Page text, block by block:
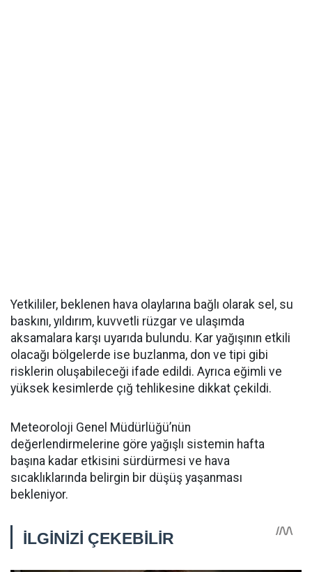
Yetkililer, beklenen hava olaylarına bağlı olarak sel, su
baskını, yıldırım, kuvvetli rüzgar ve ulaşımda
aksamalara karşı uyarıda bulundu. Kar yağışının etkili
olacağı bölgelerde ise buzlanma, don ve tipi gibi
risklerin oluşabileceği ifade edildi. Ayrıca eğimli ve
yüksek kesimlerde çığ tehlikesine dikkat çekildi.
Meteoroloji Genel Müdürlüğü’nün
değerlendirmelerine göre yağışlı sistemin hafta
başına kadar etkisini sürdürmesi ve hava
sıcaklıklarında belirgin bir düşüş yaşanması
bekleniyor.